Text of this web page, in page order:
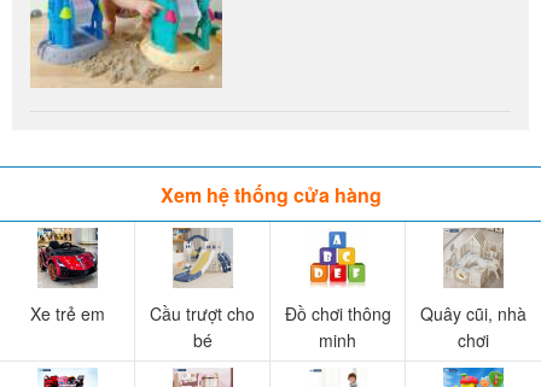
Xem hệ thống cửa hàng
Xe trẻ em
Cầu trượt cho
bé
Đồ chơi thông
minh
Quây cũi, nhà
chơi